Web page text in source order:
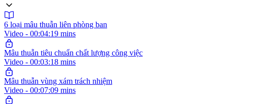
6 loại mâu thuẫn liên phòng ban
Video - 00:04:19 mins
Mâu thuẫn tiêu chuẩn chất lượng công việc
Video - 00:03:18 mins
Mâu thuẫn vùng xám trách nhiệm
Video - 00:07:09 mins